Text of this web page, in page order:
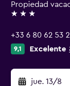
Propiedad
3 estrellas
+33 6 80 62 53
9,1 Excelente
jue. 13/8